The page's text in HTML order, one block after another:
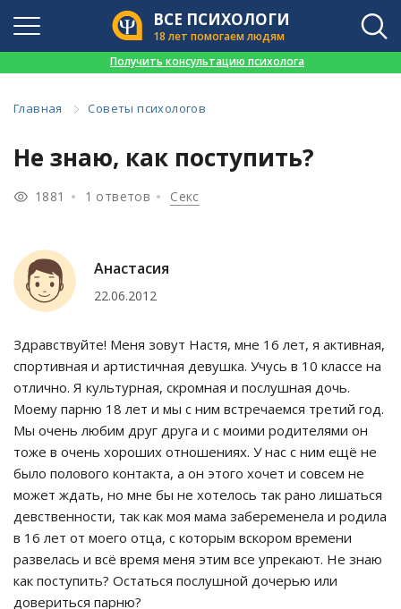
ВСЕ ПСИХОЛОГИ
18 лет помогаем людям
Получить консультацию психолога
Главная Советы психологов
Не знаю, как поступить?
1881 1 ответов Секс
Анастасия
22.06.2012
Здравствуйте! Меня зовут Настя, мне 16 лет, я активная,
спортивная и артистичная девушка. Учусь в 10 классе на
отлично. Я культурная, скромная и послушная дочь.
Моему парню 18 лет и мы с ним встречаемся третий год.
Мы очень любим друг друга и с моими родителями он
тоже в очень хороших отношениях. У нас с ним ещё не
было полового контакта, а он этого хочет и совсем не
может ждать, но мне бы не хотелось так рано лишаться
девственности, так как моя мама забеременела и родила
в 16 лет от моего отца, с которым вскором времени
развелась и всё время меня этим все упрекают. Не знаю
как поступить? Остаться послушной дочерью или
довериться парню?